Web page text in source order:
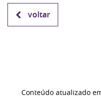
voltar
Conteúdo atualizado